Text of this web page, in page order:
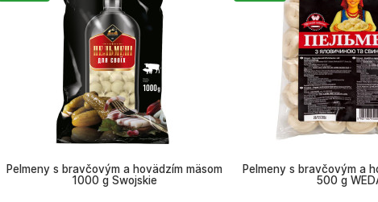
Pelmeny s bravčovým a hovädzím mäsom
1000 g Swojskie
Pelmeny s bravčovým a
500 g